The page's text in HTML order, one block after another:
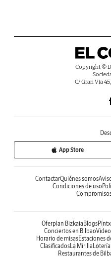
Copyright ©
C/ Gran Vía
App Store
ContactarQuiénes somos
Condiciones de uso
Oferplan Bizkaia Blogs
Conciertos en Bilbao
Horario de misasEstaciones
Clasificados La Mirilla
Restaurantes de